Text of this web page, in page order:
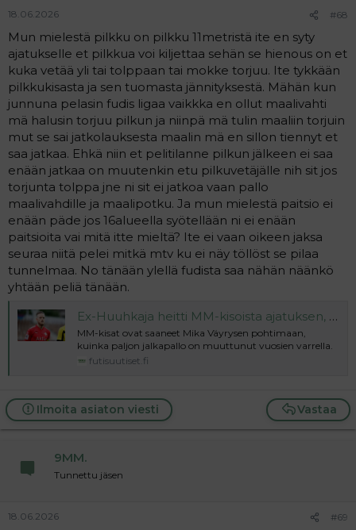
18.06.2026 #68
Mun mielestä pilkku on pilkku 11metristä ite en syty
ajatukselle et pilkkua voi kiljettaa sehän se hienous on et
kuka vetää yli tai tolppaan tai mokke torjuu. Ite tykkään
pilkkukisasta ja sen tuomasta jännityksestä. Mähän kun
junnuna pelasin fudis ligaa vaikkka en ollut maalivahti
mä halusin torjuu pilkun ja niinpä mä tulin maaliin torjuin
mut se sai jatkolauksesta maalin mä en sillon tiennyt et
saa jatkaa. Ehkä niin et pelitilanne pilkun jälkeen ei saa
enään jatkaa on muutenkin etu pilkuvetäjälle nih sit jos
torjunta tolppa jne ni sit ei jatkoa vaan pallo
maalivahdille ja maalipotku. Ja mun mielestä paitsio ei
enään päde jos 16alueella syötellään ni ei enään
paitsioita vai mitä itte mieltä? Ite ei vaan oikeen jaksa
seuraa niitä pelei mitkä mtv ku ei näy töllöst se pilaa
tunnelmaa. No tänään ylellä fudista saa nähän näänkö
yhtään peliä tänään.
Ex-Huuhkaja heitti MM-kisoista ajatuksen, joka jakaa jalkapalloväen välittömästi
MM-kisat ovat saaneet Mika Väyrysen pohtimaan,
kuinka paljon jalkapallo on muuttunut vuosien varrella.
futisuutiset.fi
Vastaa
Ilmoita asiaton viesti
9MM.
Tunnettu jäsen
18.06.2026 #69